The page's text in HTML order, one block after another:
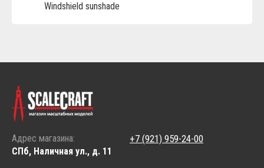
Windshield sunshade
Адрес магазина:
СПб, Наличная ул., д. 11
+7 (921) 959-24-00